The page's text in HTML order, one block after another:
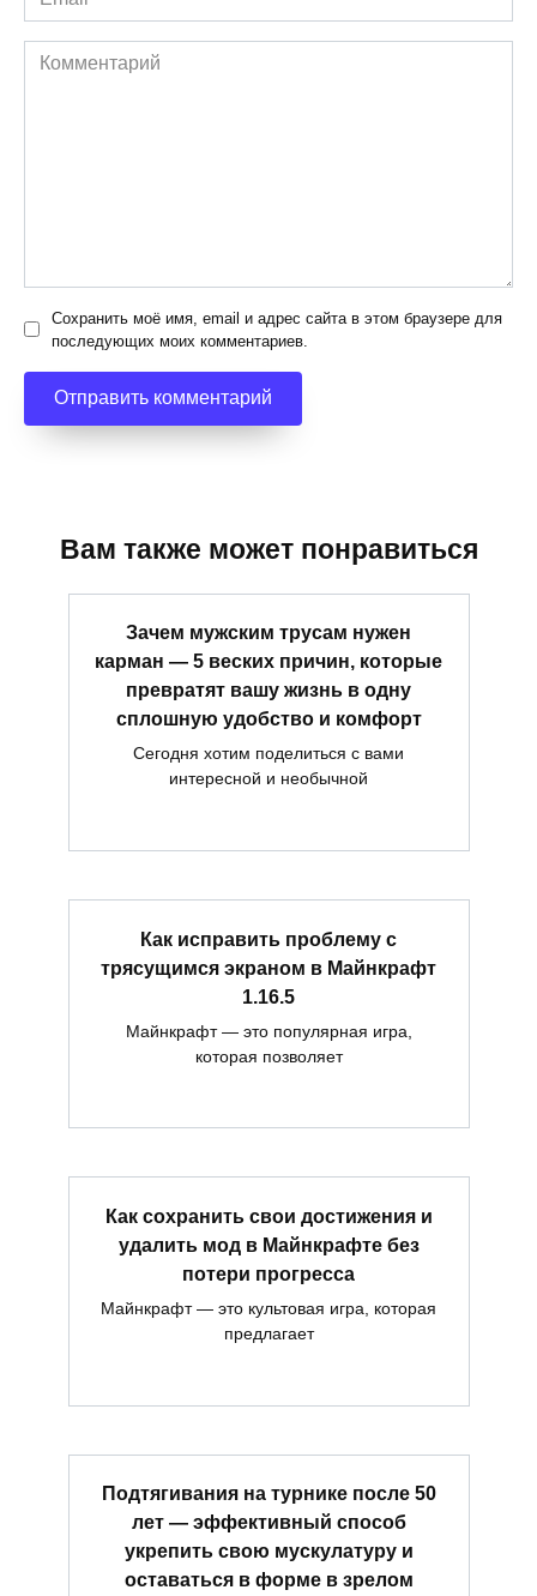
*
Комментарий
Сохранить моё имя, email и адрес сайта в этом браузере для
последующих моих комментариев.
Вам также может понравиться
Зачем мужским трусам нужен
карман — 5 веских причин, которые
превратят вашу жизнь в одну
сплошную удобство и комфорт
Сегодня хотим поделиться с вами
интересной и необычной
Как исправить проблему с
трясущимся экраном в Майнкрафт
1.16.5
Майнкрафт — это популярная игра,
которая позволяет
Как сохранить свои достижения и
удалить мод в Майнкрафте без
потери прогресса
Майнкрафт — это культовая игра, которая
предлагает
Подтягивания на турнике после 50
лет — эффективный способ
укрепить свою мускулатуру и
оставаться в форме в зрелом